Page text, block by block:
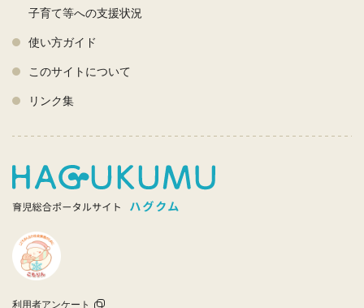
子育て等への支援状況
使い方ガイド
このサイトについて
リンク集
利用者アンケート